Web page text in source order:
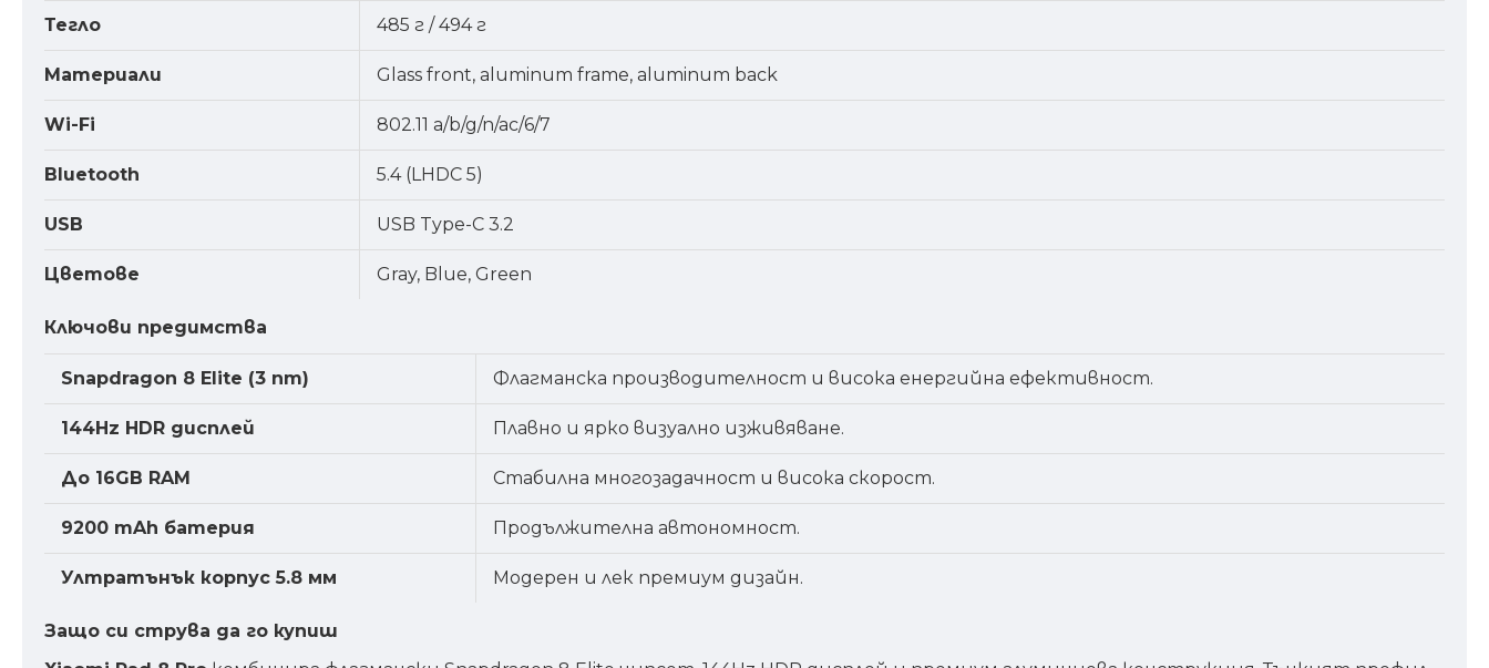
Тегло 485 г / 494 г
Материали Glass front, aluminum frame, aluminum back
Wi-Fi 802.11 a/b/g/n/ac/6/7
Bluetooth 5.4 (LHDC 5)
USB USB Type-C 3.2
Цветове Gray, Blue, Green
Ключови предимства
Snapdragon 8 Elite (3 nm) Флагманска производителност и висока енергийна ефективност.
144Hz HDR дисплей Плавно и ярко визуално изживяване.
До 16GB RAM Стабилна многозадачност и висока скорост.
9200 mAh батерия Продължителна автономност.
Ултратънък корпус 5.8 мм Модерен и лек премиум дизайн.
Защо си струва да го купиш